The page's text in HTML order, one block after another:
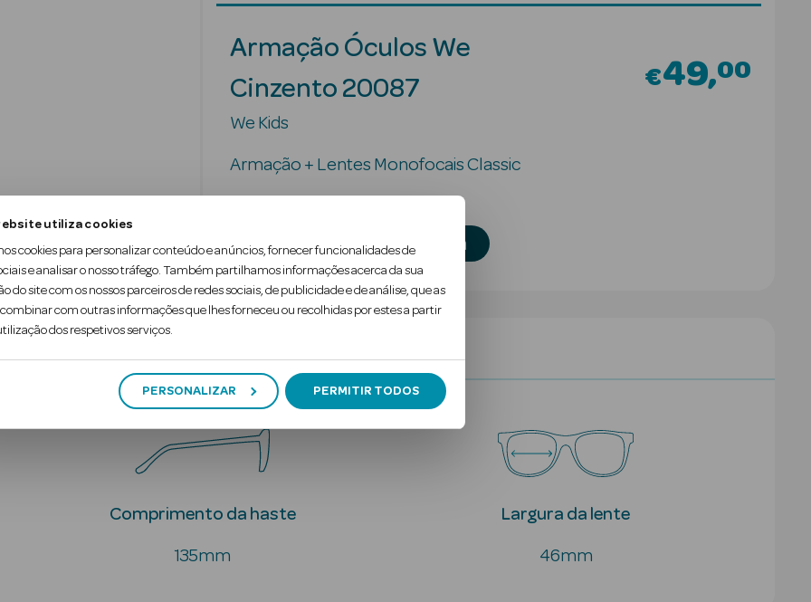
utiliza cookies
cookies para personalizar conteúdo e anúncios, fornecer funcionalidades de
e analisar o nosso tráfego. Também partilhamos informações acerca da sua
do site com os nossos parceiros de redes sociais, de publicidade e de análise, que as
com outras informações que lhes forneceu ou recolhidas por estes a partir
dos respetivos serviços.
PERSONALIZAR PERMITIR TODOS
Armação Óculos We
Cinzento 20087
We Kids
Armação + Lentes Monofocais Classic
€49 00
Marcar consulta gratuita
Comprimento da haste
135mm
Largura da lente
46mm